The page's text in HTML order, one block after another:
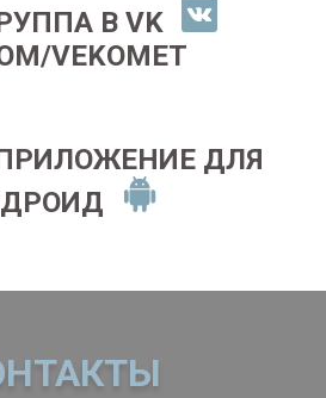
В VK
VEKOMET
ДЛЯ